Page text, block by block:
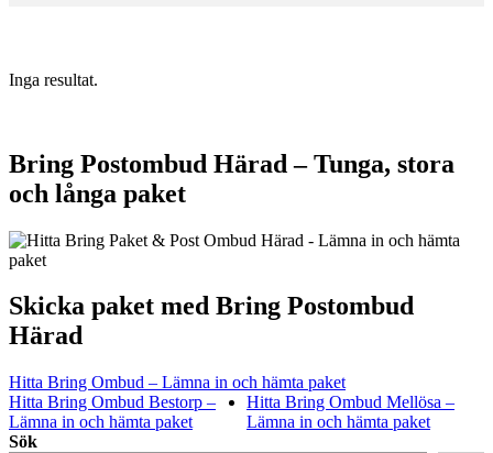
Inga resultat.
Bring Postombud Härad – Tunga, stora
och långa paket
Skicka paket med Bring Postombud
Härad
Hitta Bring Ombud – Lämna in och hämta paket
Hitta Bring Ombud Bestorp –
Lämna in och hämta paket
Hitta Bring Ombud Mellösa –
Lämna in och hämta paket
Sök